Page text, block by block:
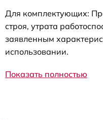
Для комплектующих:
строя, утрата
заявленным
использовании.
Показать полностью